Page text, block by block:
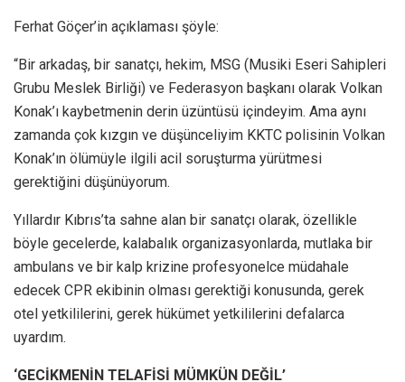
Ferhat Göçer’in açıklaması şöyle:
“Bir arkadaş, bir sanatçı, hekim, MSG (Musiki Eseri Sahipleri
Grubu Meslek Birliği) ve Federasyon başkanı olarak Volkan
Konak’ı kaybetmenin derin üzüntüsü içindeyim. Ama aynı
zamanda çok kızgın ve düşünceliyim KKTC polisinin Volkan
Konak’ın ölümüyle ilgili acil soruşturma yürütmesi
gerektiğini düşünüyorum.
Yıllardır Kıbrıs’ta sahne alan bir sanatçı olarak, özellikle
böyle gecelerde, kalabalık organizasyonlarda, mutlaka bir
ambulans ve bir kalp krizine profesyonelce müdahale
edecek CPR ekibinin olması gerektiği konusunda, gerek
otel yetkililerini, gerek hükümet yetkililerini defalarca
uyardım.
‘GECİKMENİN TELAFİSİ MÜMKÜN DEĞİL’